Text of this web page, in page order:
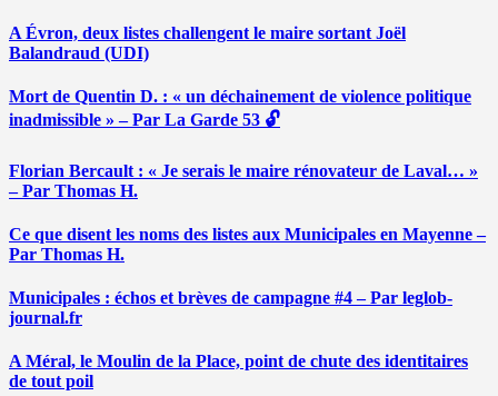
A Évron, deux listes challengent le maire sortant Joël
Balandraud (UDI)
Mort de Quentin D. : « un déchainement de violence politique
inadmissible » – Par La Garde 53 🔓
Florian Bercault : « Je serais le maire rénovateur de Laval… »
– Par Thomas H.
Ce que disent les noms des listes aux Municipales en Mayenne –
Par Thomas H.
Municipales : échos et brèves de campagne #4 – Par leglob-
journal.fr
A Méral, le Moulin de la Place, point de chute des identitaires
de tout poil